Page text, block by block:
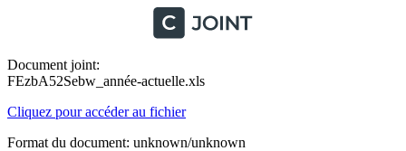
Document joint:
FEzbA52Sebw_année-actuelle.xls
Cliquez pour accéder au fichier
Format du document: unknown/unknown